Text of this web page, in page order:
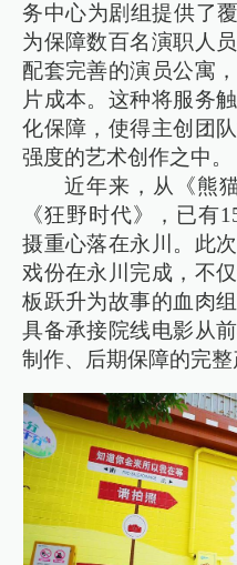
务中心为剧组提供了
为保障数百名演职人
配套完善的演员公寓
片成本。这种将服务
化保障，使得主创团
强度的艺术创作之中。
近年来，从《熊
《狂野时代》，已有
摄重心落在永川。此
戏份在永川完成，不
板跃升为故事的血肉
具备承接院线电影从
制作、后期保障的完整